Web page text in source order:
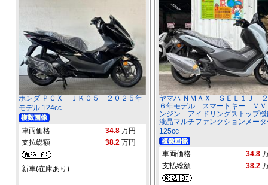
ホンダ ＰＣＸ ＪＫ０５ ２０２５年
モデル 124cc
車両価格 34.8 万円
支払総額
38.2 万円
新車(在庫あり) ―
―
ヤマハ ＮＭＡＸ ＳＥＬ１Ｊ
６年モデル スマートキー ＶＶ
ンジン アイドリングストップ
液晶マルチファンクションメー
125cc
車両価格 34.8
支払総額
38.2